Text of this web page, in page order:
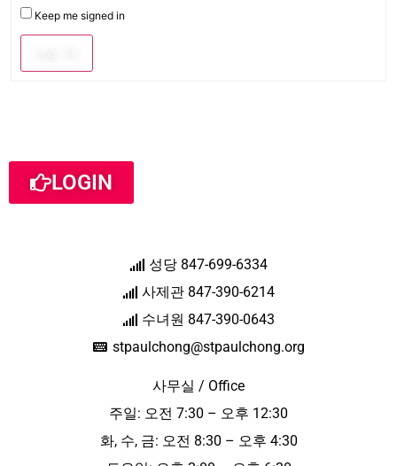
Keep me signed in
LOGIN
성당 847-699-6334
사제관 847-390-6214
수녀원 847-390-0643
stpaulchong@stpaulchong.org
사무실 / Office
주일: 오전 7:30 – 오후 12:30
화, 수, 금: 오전 8:30 – 오후 4:30